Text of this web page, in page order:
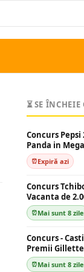
⏳ SE
Concurs Pepsi
Panda in
Expiră azi
Concurs
Vacanta de
Mai sunt 8 zile
Concurs -
Premii Gillette
Mai sunt 8 zile